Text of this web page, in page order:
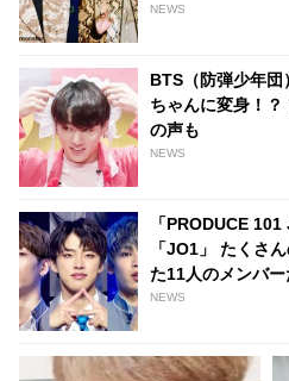
[写真あり]
NEWS
BTS（防弾少年
ちゃんに変身！？
の声も
NEWS
「PRODUCE
「JO1」 たくさ
た11人のメンバ
ころ？ ～河野純
NEWS